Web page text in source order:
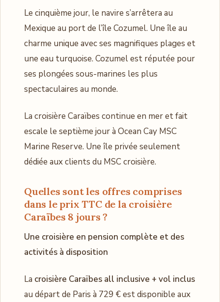
Le cinquième jour, le navire s’arrêtera au
Mexique au port de l’île Cozumel. Une île au
charme unique avec ses magnifiques plages et
une eau turquoise. Cozumel est réputée pour
ses plongées sous-marines les plus
spectaculaires au monde.
La croisière Caraïbes continue en mer et fait
escale le septième jour à Ocean Cay MSC
Marine Reserve. Une île privée seulement
dédiée aux clients du MSC croisière.
Quelles sont les offres comprises
dans le prix TTC de la croisière
Caraïbes 8 jours ?
Une croisière en pension complète et des
activités à disposition
La croisière Caraïbes all inclusive + vol inclus
au départ de Paris à 729 € est disponible aux